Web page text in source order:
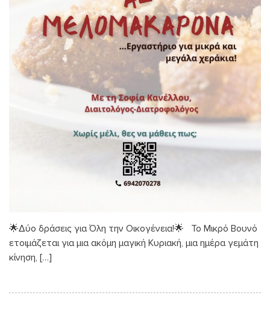
🌟Δύο δράσεις για Όλη την Οικογένεια!🌟 Το Μικρό Βουνό
ετοιμάζεται για μια ακόμη μαγική Κυριακή, μια ημέρα γεμάτη
κίνηση, […]